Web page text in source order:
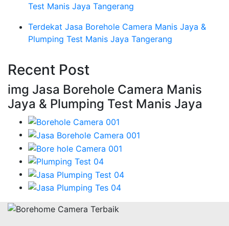
Test Manis Jaya Tangerang
Terdekat Jasa Borehole Camera Manis Jaya &
Plumping Test Manis Jaya Tangerang
Recent Post
img Jasa Borehole Camera Manis
Jaya & Plumping Test Manis Jaya